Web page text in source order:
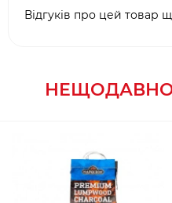
Відгуків про цей товар
НЕЩОДАВНО